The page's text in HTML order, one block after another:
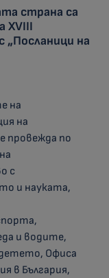
страна са
XVIII
„Посланици на
на
на
провежда по
с
и науката,
и водите,
детето, Офиса
в България,